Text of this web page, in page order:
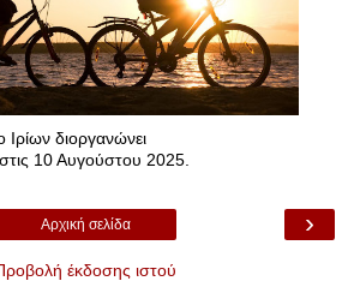
Ιρίων διοργανώνει
10 Αυγούστου 2025.
›
Αρχική σελίδα
έκδοσης ιστού